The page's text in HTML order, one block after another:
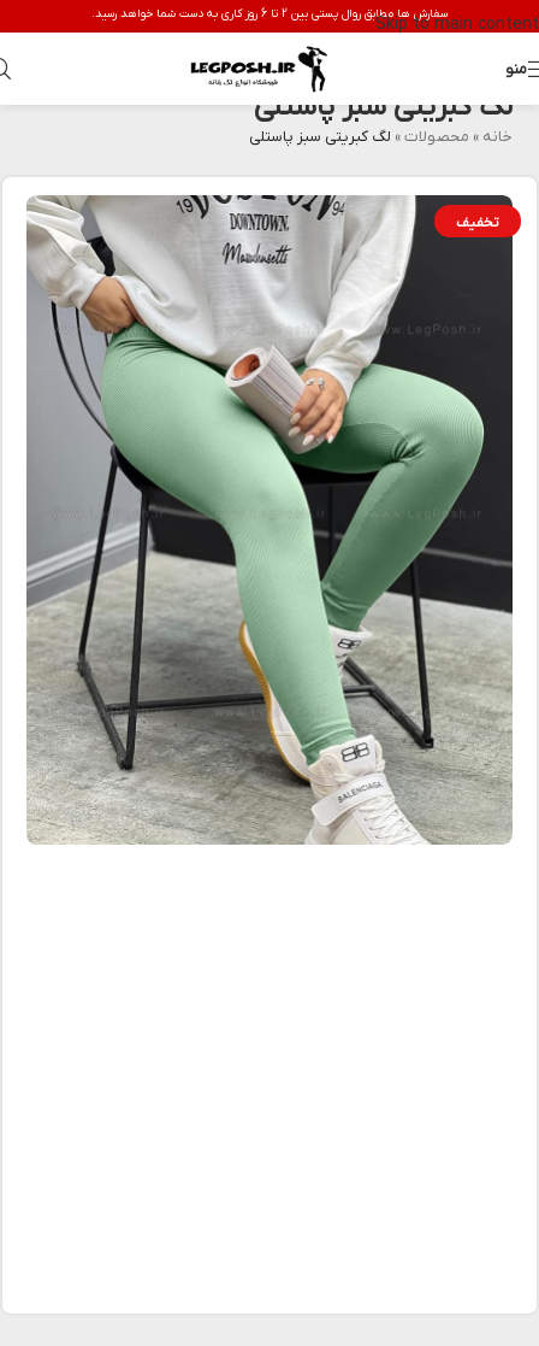
Skip to main contentسفارش ها مطابق روال پستی بین 2 تا 6 روز کاری به دست شما خواهد رسید.
منو
لگ کبریتی سبز پاستلی
خانه » محصولات» لگ کبریتی سبز پاستلی
تخفیف